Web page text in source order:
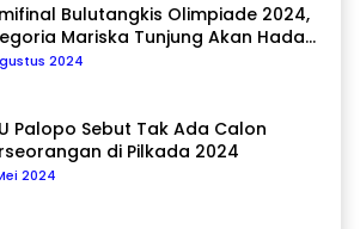
Bulutangkis Olimpiade 2024,
Mariska Tunjung Akan Hadapi
Asal Korea Selatan
2024
Palopo Sebut Tak Ada Calon
di Pilkada 2024
2024